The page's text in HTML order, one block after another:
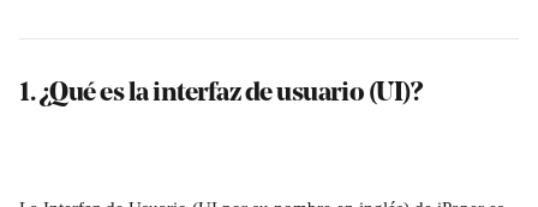
1. ¿Qué es la interfaz de usuario (UI)?